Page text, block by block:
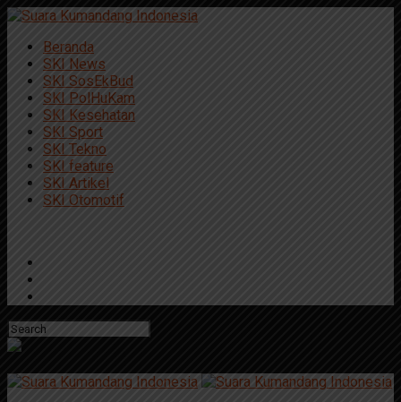
Beranda
SKI News
SKI SosEkBud
SKI PolHuKam
SKI Kesehatan
SKI Sport
SKI Tekno
SKI feature
SKI Artikel
SKI Otomotif